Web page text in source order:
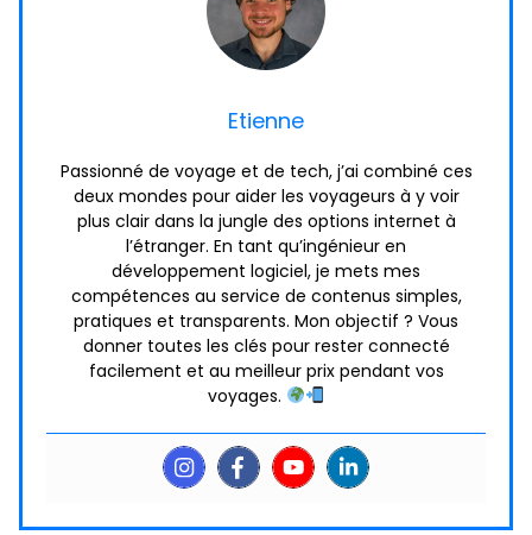
Etienne
Passionné de voyage et de tech, j’ai combiné ces
deux mondes pour aider les voyageurs à y voir
plus clair dans la jungle des options internet à
l’étranger. En tant qu’ingénieur en
développement logiciel, je mets mes
compétences au service de contenus simples,
pratiques et transparents. Mon objectif ? Vous
donner toutes les clés pour rester connecté
facilement et au meilleur prix pendant vos
voyages.